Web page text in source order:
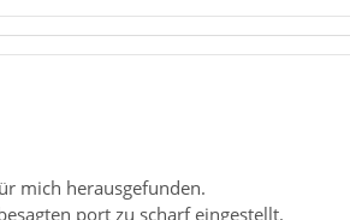
mich herausgefunden.
port zu scharf eingestellt.